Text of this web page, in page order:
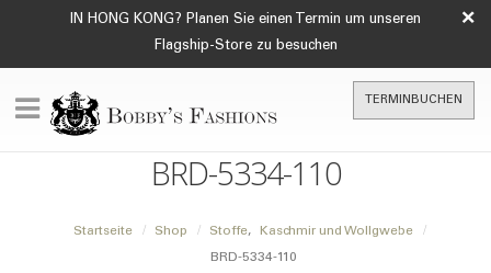
IN HONG KONG? Planen Sie einen Termin um unseren
Flagship-Store zu besuchen
×
TERMINBUCHEN
BRD-5334-110
Startseite Shop Stoffe, Kaschmir und Wollgwebe
BRD-5334-110